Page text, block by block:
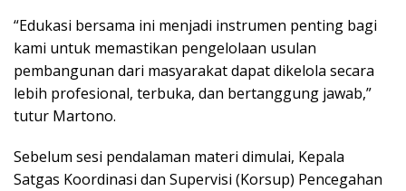
“Edukasi bersama ini menjadi instrumen penting bagi
kami untuk memastikan pengelolaan usulan
pembangunan dari masyarakat dapat dikelola secara
lebih profesional, terbuka, dan bertanggung jawab,”
tutur Martono.
Sebelum sesi pendalaman materi dimulai, Kepala
Satgas Koordinasi dan Supervisi (Korsup) Pencegahan